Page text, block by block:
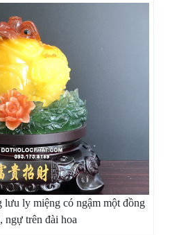
lưu ly miệng có ngậm một đồng
ngự trên đài hoa